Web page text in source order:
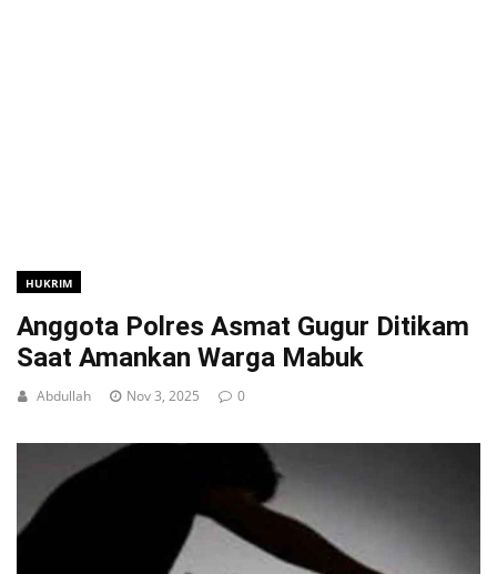
HUKRIM
Anggota Polres Asmat Gugur Ditikam
Saat Amankan Warga Mabuk
Abdullah Nov 3, 2025 0